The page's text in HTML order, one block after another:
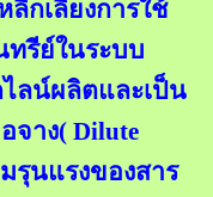
กเลี่ยงการใช้
รีย์ในระบบ
ลน์ผลิตและเป็น
จาง( Dilute
รุนแรงของสาร